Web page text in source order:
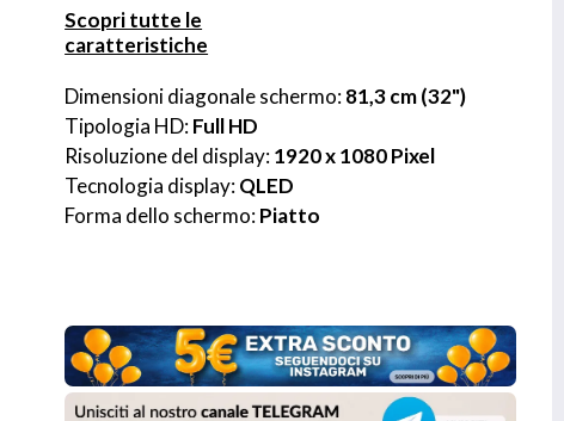
Scopri tutte le
caratteristiche
Dimensioni diagonale schermo: 81,3 cm (32")
Tipologia HD: Full HD
Risoluzione del display: 1920 x 1080 Pixel
Tecnologia display: QLED
Forma dello schermo: Piatto